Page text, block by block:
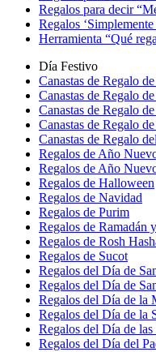
Regalos para decir
Regalos ‘Simplemente
Herramienta “Qué
Día Festivo
Canastas de Regalo
Canastas de Regalo
Canastas de Regalo de
Canastas de Regalo
Canastas de Regalo
Regalos de Año
Regalos de Año
Regalos de Halloween
Regalos de Navidad
Regalos de Purim
Regalos de Ramadán
Regalos de Rosh
Regalos de Sucot
Regalos del Día de
Regalos del Día de
Regalos del Día de la
Regalos del Día de la
Regalos del Día de
Regalos del Día del